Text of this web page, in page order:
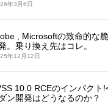
年3月6日
, Microsoftの致命的な
。乗り換え先はコレ。
年12月12日
10.0 RCEのインパクト!
ン開発はどうなるのか？